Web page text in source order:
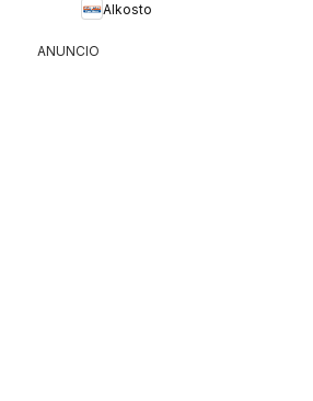
Alkosto
ANUNCIO